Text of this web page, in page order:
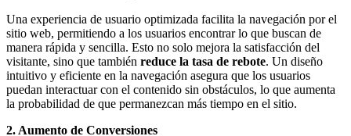
Una experiencia de usuario optimizada facilita la navegación por el
sitio web, permitiendo a los usuarios encontrar lo que buscan de
manera rápida y sencilla. Esto no solo mejora la satisfacción del
visitante, sino que también reduce la tasa de rebote. Un diseño
intuitivo y eficiente en la navegación asegura que los usuarios
puedan interactuar con el contenido sin obstáculos, lo que aumenta
la probabilidad de que permanezcan más tiempo en el sitio.
2. Aumento de Conversiones